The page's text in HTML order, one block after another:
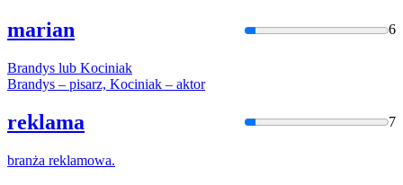
marian 6
Brandys lub Kociniak
Brandys – pisarz, Kociniak – aktor
reklama 7
branża reklamowa.